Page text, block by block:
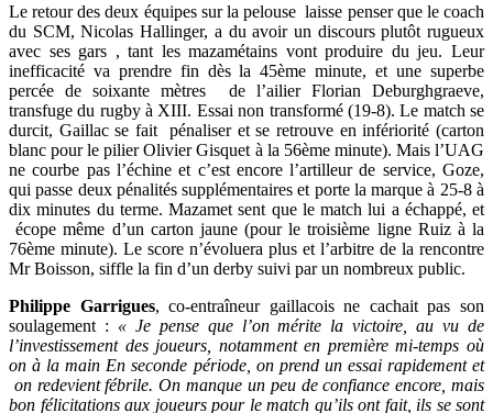
Le retour des deux équipes sur la pelouse laisse penser que le coach
du SCM, Nicolas Hallinger, a du avoir un discours plutôt rugueux
avec ses gars , tant les mazamétains vont produire du jeu. Leur
inefficacité va prendre fin dès la 45ème minute, et une superbe
percée de soixante mètres de l’ailier Florian Deburghgraeve,
transfuge du rugby à XIII. Essai non transformé (19-8). Le match se
durcit, Gaillac se fait pénaliser et se retrouve en infériorité (carton
blanc pour le pilier Olivier Gisquet à la 56ème minute). Mais l’UAG
ne courbe pas l’échine et c’est encore l’artilleur de service, Goze,
qui passe deux pénalités supplémentaires et porte la marque à 25-8 à
dix minutes du terme. Mazamet sent que le match lui a échappé, et
écope même d’un carton jaune (pour le troisième ligne Ruiz à la
76ème minute). Le score n’évoluera plus et l’arbitre de la rencontre
Mr Boisson, siffle la fin d’un derby suivi par un nombreux public.
Philippe Garrigues, co-entraîneur gaillacois ne cachait pas son
soulagement : « Je pense que l’on mérite la victoire, au vu de
l’investissement des joueurs, notamment en première mi-temps où
on à la main En seconde période, on prend un essai rapidement et
on redevient fébrile. On manque un peu de confiance encore, mais
bon félicitations aux joueurs pour le match qu’ils ont fait, ils se sont